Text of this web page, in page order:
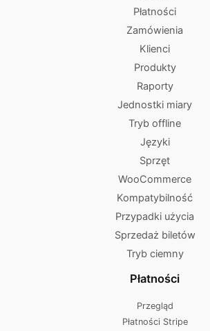
Płatności
Zamówienia
Klienci
Produkty
Raporty
Jednostki miary
Tryb offline
Języki
Sprzęt
WooCommerce
Kompatybilność
Przypadki użycia
Sprzedaż biletów
Tryb ciemny
Płatności
Przegląd
Płatności Stripe